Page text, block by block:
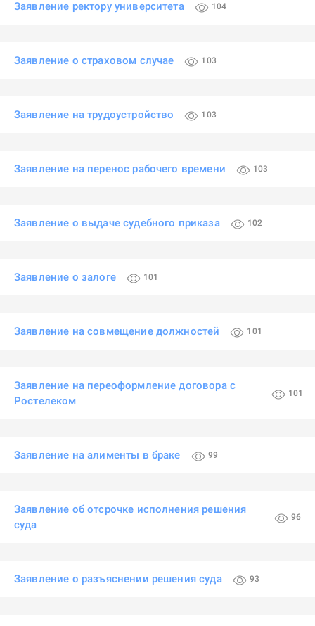
Заявление ректору университета 104
Заявление о страховом случае 103
Заявление на трудоустройство 103
Заявление на перенос рабочего времени 103
Заявление о выдаче судебного приказа 102
Заявление о залоге 101
Заявление на совмещение должностей 101
Заявление на переоформление договора с
Ростелеком
101
Заявление на алименты в браке 99
Заявление об отсрочке исполнения решения
суда
96
Заявление о разъяснении решения суда 93